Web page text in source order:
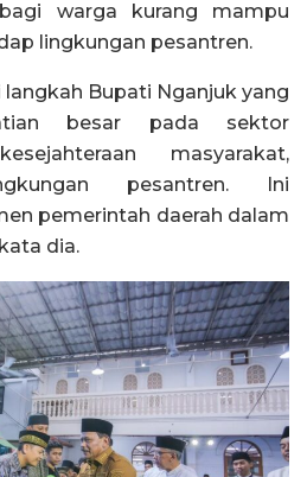
warga kurang mampu
lingkungan pesantren.
Bupati Nganjuk yang
besar pada sektor
masyarakat,
pesantren. Ini
pemerintah daerah dalam
dia.